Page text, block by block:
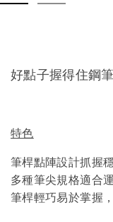
好點子握得住鋼
特色
筆桿點陣設計抓握
多種筆尖規格適合
筆桿輕巧易於掌握